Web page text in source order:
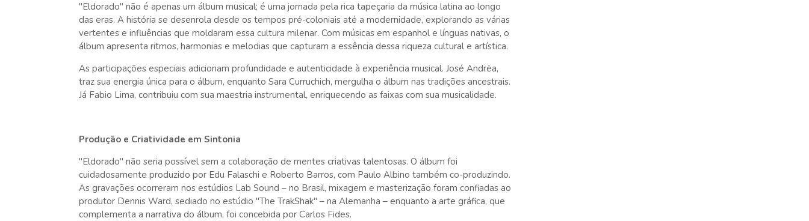
"Eldorado" não é apenas um álbum musical; é uma jornada pela rica tapeçaria da música latina ao longo
das eras. A história se desenrola desde os tempos pré-coloniais até a modernidade, explorando as várias
vertentes e influências que moldaram essa cultura milenar. Com músicas em espanhol e línguas nativas, o
álbum apresenta ritmos, harmonias e melodias que capturam a essência dessa riqueza cultural e artística.
As participações especiais adicionam profundidade e autenticidade à experiência musical. José Andrëa,
traz sua energia única para o álbum, enquanto Sara Curruchich, mergulha o álbum nas tradições ancestrais.
Já Fabio Lima, contribuiu com sua maestria instrumental, enriquecendo as faixas com sua musicalidade.
Produção e Criatividade em Sintonia
"Eldorado" não seria possível sem a colaboração de mentes criativas talentosas. O álbum foi
cuidadosamente produzido por Edu Falaschi e Roberto Barros, com Paulo Albino também co-produzindo.
As gravações ocorreram nos estúdios Lab Sound – no Brasil, mixagem e masterização foram confiadas ao
produtor Dennis Ward, sediado no estúdio "The TrakShak" – na Alemanha – enquanto a arte gráfica, que
complementa a narrativa do álbum, foi concebida por Carlos Fides.